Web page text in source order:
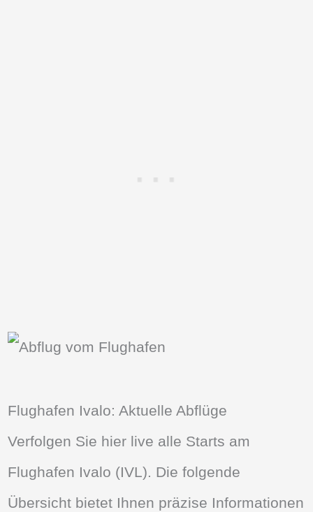
Flughafen Ivalo: Aktuelle Abflüge
Verfolgen Sie hier live alle Starts am
Flughafen Ivalo (IVL). Die folgende
Übersicht bietet Ihnen präzise Informationen